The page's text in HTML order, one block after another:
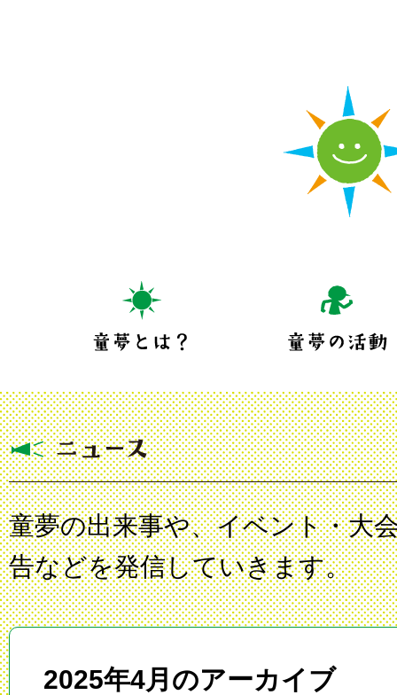
童夢の出来事や、イベント・大
告などを発信していきます。
2025年4月のアーカイブ